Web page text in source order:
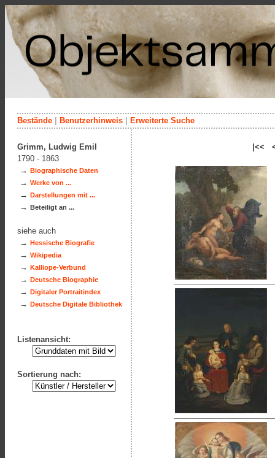
Bestände Benutzerhinweis Erweiterte Suche
|<<
Grimm, Ludwig Emil
1790 - 1863
→ Biographische Daten
→ Werke von ...
→ Darstellungen mit ...
→ Beteiligt an ...
siehe auch
→ Hessische Biografie
→ Wikipedia
→ Kalliope-Verbund
→ Deutsche Biographie
→ Digitaler Portraitindex
→ Deutsche Digitale Bibliothek
Listenansicht:
Sortierung nach: